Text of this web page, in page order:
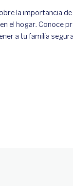
la importancia
el hogar. Conoce
a tu familia